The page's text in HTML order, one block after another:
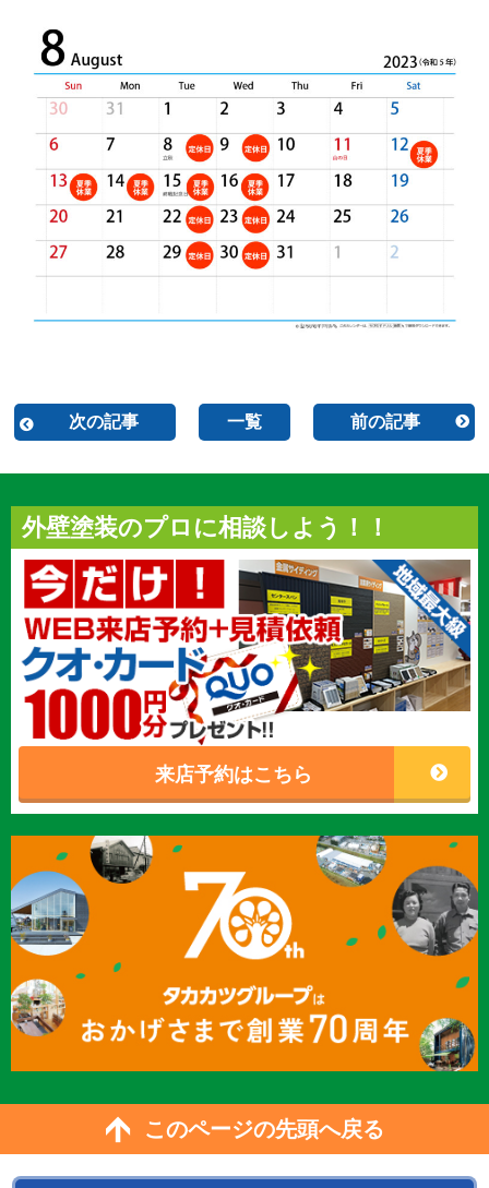
次の記事 一覧 前の記事
外壁塗装のプロに相談しよう！！
来店予約はこちら
このページの先頭へ戻る